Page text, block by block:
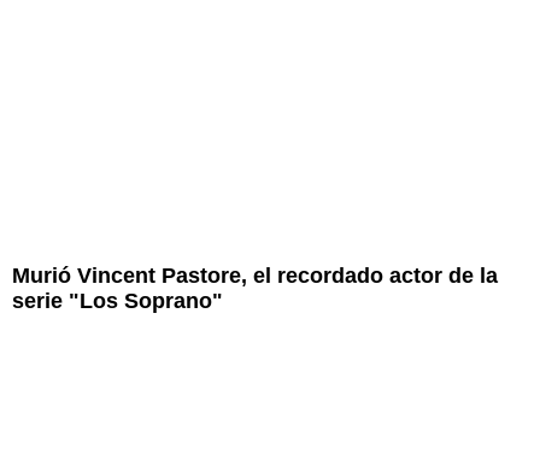
Murió Vincent Pastore, el recordado actor de la
serie "Los Soprano"